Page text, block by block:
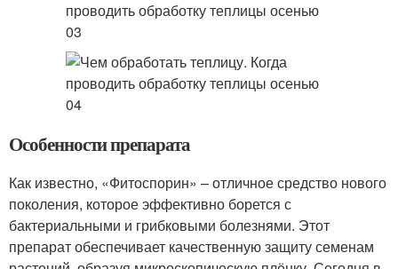
Особенности препарата
Как известно, «Фитоспорин» – отличное средство нового
поколения, которое эффективно борется с
бактериальными и грибковыми болезнями. Этот
препарат обеспечивает качественную защиту семенам